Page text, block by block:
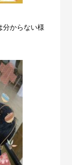
分からない様